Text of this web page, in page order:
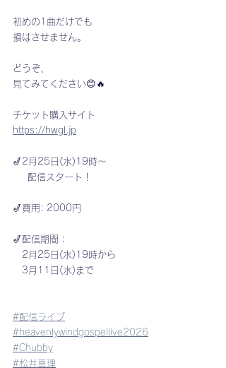
初めの1曲だけでも
損はさせません。
どうぞ、
見てみてください😊🔥
チケット購入サイト
https://hwgl.jp
🎷2月25日(水)19時〜
配信スタート！
🎷費用: 2000円
🎷配信期間：
2月25日(水)19時から
3月11日(水)まで
#配信ライブ
#heavenlywindgospellive2026
#Chubby
#松井真理